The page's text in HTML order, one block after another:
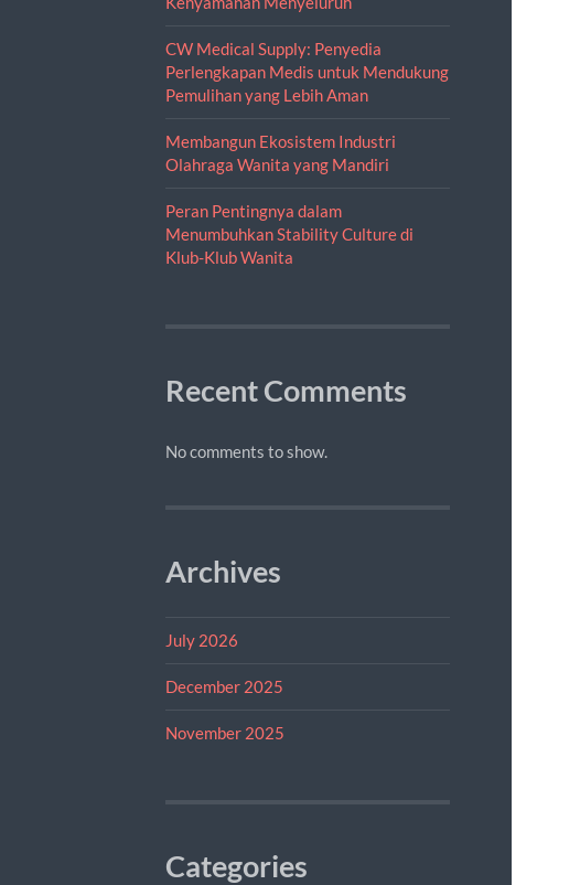
CW Medical Supply: Penyedia
Perlengkapan Medis untuk Mendukung
Pemulihan yang Lebih Aman
Membangun Ekosistem Industri
Olahraga Wanita yang Mandiri
Peran Pentingnya dalam
Menumbuhkan Stability Culture di
Klub-Klub Wanita
Recent Comments
No comments to show.
Archives
July 2026
December 2025
November 2025
Categories